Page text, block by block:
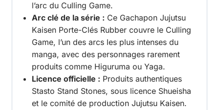
l’arc du Culling Game.
Arc clé de la série : Ce Gachapon Jujutsu
Kaisen Porte-Clés Rubber couvre le Culling
Game, l’un des arcs les plus intenses du
manga, avec des personnages rarement
produits comme Higuruma ou Yaga.
Licence officielle : Produits authentiques
Stasto Stand Stones, sous licence Shueisha
et le comité de production Jujutsu Kaisen.